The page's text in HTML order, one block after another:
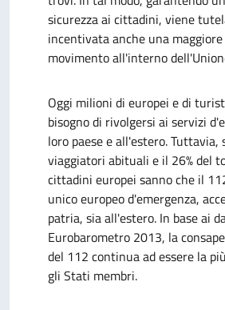
sicurezza ai cittadini, viene
incentivata anche una
movimento all'interno
Oggi milioni di europei e di
bisogno di rivolgersi ai servizi
loro paese e all'estero. Tuttavia,
viaggiatori abituali e il 26% del
cittadini europei sanno che il
unico europeo d'emergenza,
patria, sia all'estero. In base ai
Eurobarometro 2013, la
del 112 continua ad essere la
gli Stati membri.